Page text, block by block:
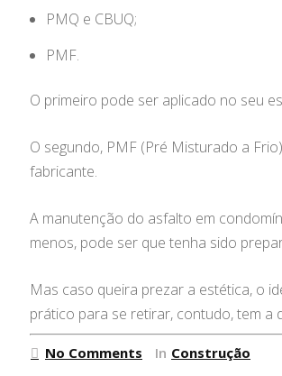
PMQ e CBUQ;
PMF.
O primeiro pode ser aplicado no seu
O segundo, PMF (Pré Misturado a
fabricante.
A manutenção do asfalto em
menos, pode ser que tenha sido
Mas caso queira prezar a estética, o
prático para se retirar, contudo, tem a
No Comments In Construção